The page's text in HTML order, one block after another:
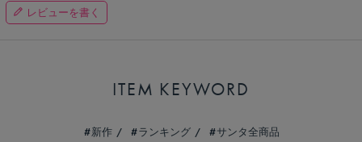
レビューを書く
ITEM KEYWORD
新作 ランキング
サンタ全商品